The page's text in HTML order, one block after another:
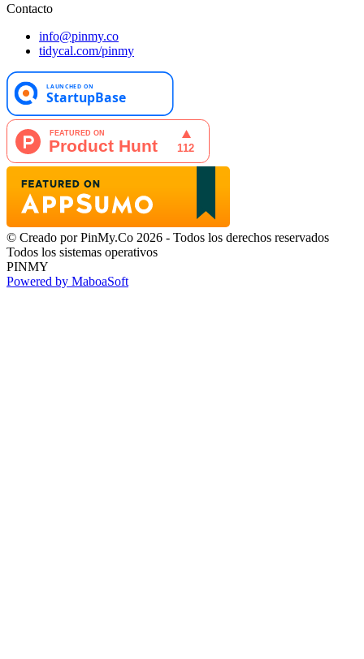
Contacto
info@pinmy.co
tidycal.com/pinmy
© Creado por PinMy.Co 2026 - Todos los derechos reservados
Todos los sistemas operativos
PINMY
Powered by MaboaSoft